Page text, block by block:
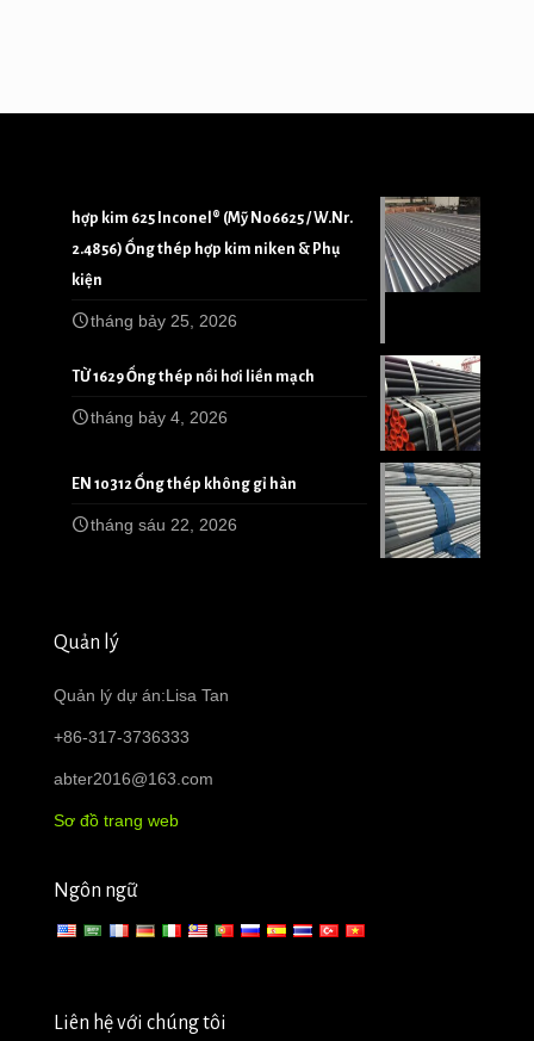
hợp kim 625 Inconel® (Mỹ N06625 / W.Nr.
2.4856) Ống thép hợp kim niken & Phụ
kiện
tháng bảy 25, 2026
TỪ 1629 Ống thép nồi hơi liền mạch
tháng bảy 4, 2026
EN 10312 Ống thép không gỉ hàn
tháng sáu 22, 2026
Quản lý
Quản lý dự án:Lisa Tan
+86-317-3736333
abter2016@163.com
Sơ đồ trang web
Ngôn ngữ
Liên hệ với chúng tôi